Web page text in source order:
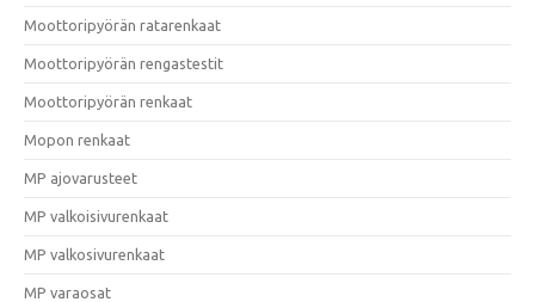
Moottoripyörän ratarenkaat
Moottoripyörän rengastestit
Moottoripyörän renkaat
Mopon renkaat
MP ajovarusteet
MP valkoisivurenkaat
MP valkosivurenkaat
MP varaosat